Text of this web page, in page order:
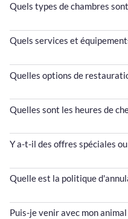
Quels types de chambres
Quels services et
Quelles options de
Quelles sont les heures de
Y a-t-il des offres spéciales
Quelle est la politique
Puis-je venir avec mon